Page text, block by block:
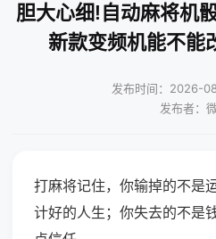
胆大心细!自动麻将机
新款变频机能不能
发布时间：2026-
发布者：
打麻将记住，你输掉的不是
计好的人生；你失去的不是